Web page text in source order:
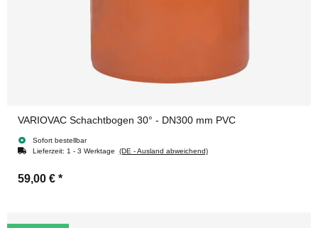
VARIOVAC Schachtbogen 30° - DN300 mm PVC
Sofort bestellbar
Lieferzeit: 1 - 3 Werktage (DE - Ausland abweichend)
59,00 € *